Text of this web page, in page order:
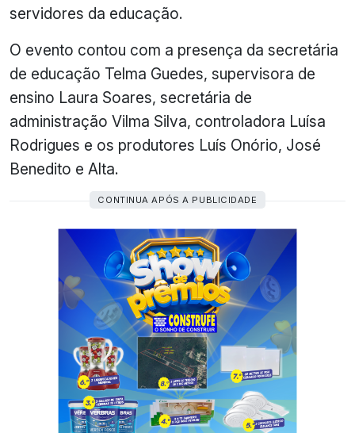
servidores da educação.
O evento contou com a presença da secretária
de educação Telma Guedes, supervisora de
ensino Laura Soares, secretária de
administração Vilma Silva, controladora Luísa
Rodrigues e os produtores Luís Onório, José
Benedito e Alta.
CONTINUA APÓS A PUBLICIDADE